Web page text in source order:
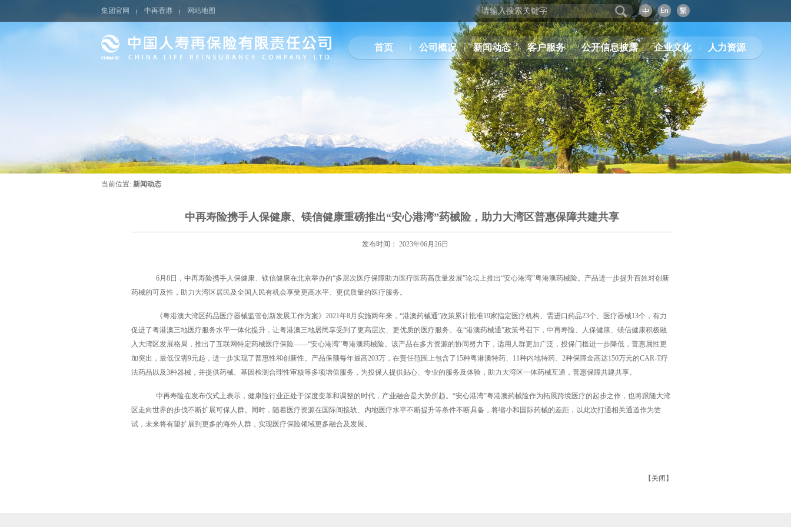
集团官网 中再香港 网站地图
首页 公司概况 新闻动态 客户服务 公开信息披露 企业文化 人力资源
当前位置: 新闻动态
中再寿险携手人保健康、镁信健康重磅推出“安心港湾”药械险，助力大湾区普惠保障共建共享
发布时间： 2023年06月26日
6月8日，中再寿险携手人保健康、镁信健康在北京举办的“多层次医疗保障助力医疗医药高质量发展”论坛上推出“安心港湾”粤港澳药械险。产品进一步提升百姓对创新
药械的可及性，助力大湾区居民及全国人民有机会享受更高水平、更优质量的医疗服务。
《粤港澳大湾区药品医疗器械监管创新发展工作方案》2021年8月实施两年来，“港澳药械通”政策累计批准19家指定医疗机构、需进口药品23个、医疗器械13个，有力
促进了粤港澳三地医疗服务水平一体化提升，让粤港澳三地居民享受到了更高层次、更优质的医疗服务。在“港澳药械通”政策号召下，中再寿险、人保健康、镁信健康积极融
入大湾区发展格局，推出了互联网特定药械医疗保险——“安心港湾”粤港澳药械险。该产品在多方资源的协同努力下，适用人群更加广泛，投保门槛进一步降低，普惠属性更
加突出，最低仅需9元起，进一步实现了普惠性和创新性。产品保额每年最高203万，在责任范围上包含了15种粤港澳特药、11种内地特药、2种保障金高达150万元的CAR-T疗
法药品以及3种器械，并提供药械、基因检测合理性审核等多项增值服务，为投保人提供贴心、专业的服务及体验，助力大湾区一体药械互通，普惠保障共建共享。
中再寿险在发布仪式上表示，健康险行业正处于深度变革和调整的时代，产业融合是大势所趋。“安心港湾”粤港澳药械险作为拓展跨境医疗的起步之作，也将跟随大湾
区走向世界的步伐不断扩展可保人群。同时，随着医疗资源在国际间接轨、内地医疗水平不断提升等条件不断具备，将缩小和国际药械的差距，以此次打通相关通道作为尝
试，未来将有望扩展到更多的海外人群，实现医疗保险领域更多融合及发展。
【 关闭 】